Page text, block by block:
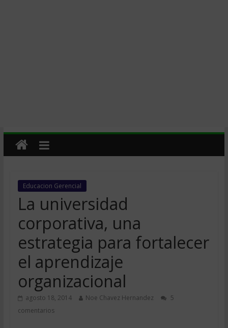
Educacion Gerencial
La universidad
corporativa, una
estrategia para fortalecer
el aprendizaje
organizacional
agosto 18, 2014 Noe Chavez Hernandez
5
comentarios